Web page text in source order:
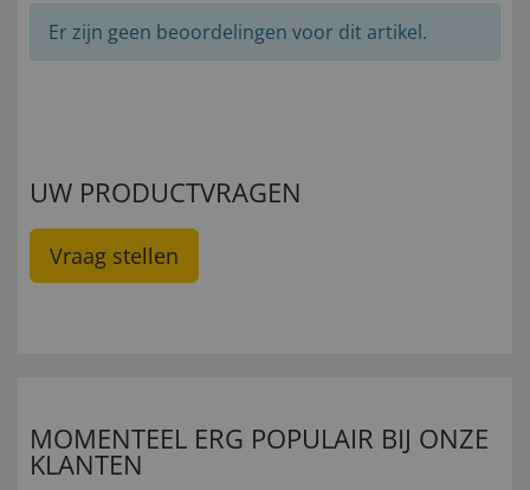
Er zijn geen beoordelingen voor dit artikel.
UW PRODUCTVRAGEN
Vraag stellen
MOMENTEEL ERG POPULAIR BIJ ONZE
KLANTEN